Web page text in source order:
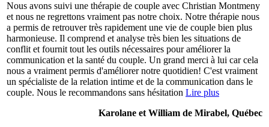
Nous avons suivi une thérapie de couple avec Christian Montmeny
et nous ne regrettons vraiment pas notre choix. Notre thérapie nous
a permis de retrouver très rapidement une vie de couple bien plus
harmonieuse. Il comprend et analyse très bien les situations de
conflit et fournit tout les outils nécessaires pour améliorer la
communication et la santé du couple. Un grand merci à lui car cela
nous a vraiment permis d'améliorer notre quotidien! C'est vraiment
un spécialiste de la relation intime et de la communication dans le
couple. Nous le recommandons sans hésitation Lire plus
Karolane et William de Mirabel, Québec